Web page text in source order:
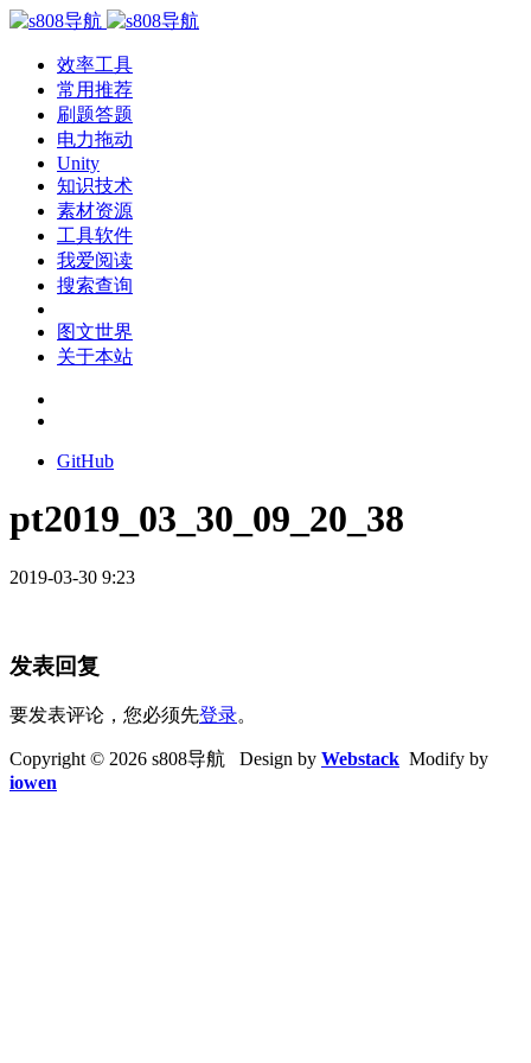
效率工具
常用推荐
刷题答题
电力拖动
Unity
知识技术
素材资源
工具软件
我爱阅读
搜索查询
图文世界
关于本站
GitHub
pt2019_03_30_09_20_38
2019-03-30 9:23
发表回复
要发表评论，您必须先登录。
Copyright © 2026 s808导航 Design by Webstack Modify by
iowen